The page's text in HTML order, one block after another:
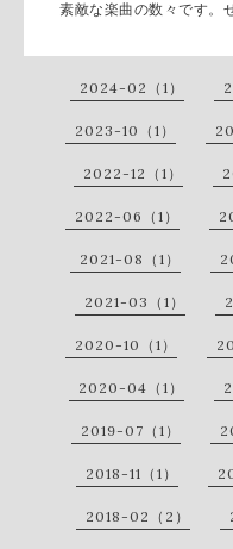
素敵な楽曲の数々です。
2024-02（1）
2023-10（1）
2022-12（1）
2022-06（1）
2021-08（1）
2021-03（1）
2020-10（1）
2020-04（1）
2019-07（1）
2018-11（1）
2018-02（2）